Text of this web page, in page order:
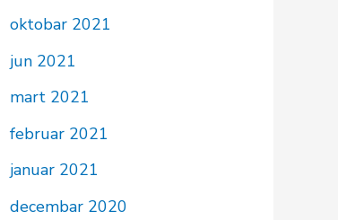
oktobar 2021
jun 2021
mart 2021
februar 2021
januar 2021
decembar 2020